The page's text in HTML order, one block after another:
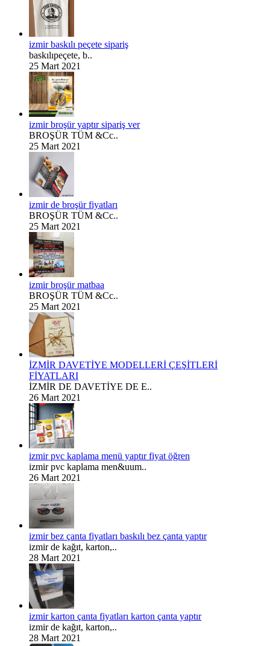
izmir baskılı peçete sipariş
baskılıpeçete, b..
25 Mart 2021
izmir broşür yaptır sipariş ver
BROŞÜR TÜM &Cc..
25 Mart 2021
izmir de broşür fiyatları
BROŞÜR TÜM &Cc..
25 Mart 2021
izmir broşür matbaa
BROŞÜR TÜM &Cc..
25 Mart 2021
İZMİR DAVETİYE MODELLERİ ÇEŞİTLERİ
FİYATLARI
İZMİR DE DAVETİYE DE E..
26 Mart 2021
izmir pvc kaplama menü yaptır fiyat öğren
izmir pvc kaplama men&uum..
26 Mart 2021
izmir bez çanta fiyatları baskılı bez çanta yaptır
izmir de kağıt, karton,..
28 Mart 2021
izmir karton çanta fiyatları karton çanta yaptır
izmir de kağıt, karton,..
28 Mart 2021